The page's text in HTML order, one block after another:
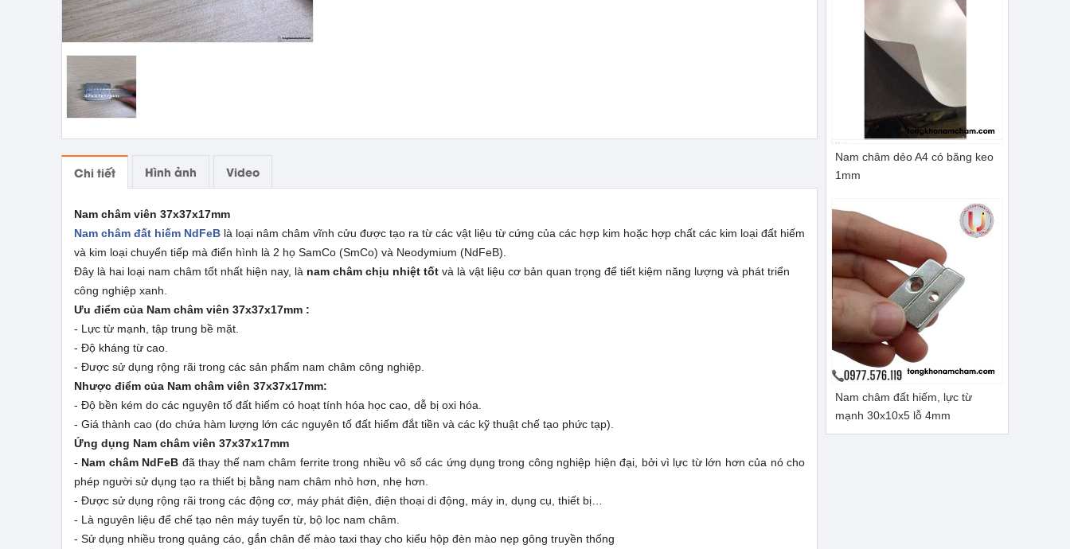
Chi tiết Hình ảnh Video
Nam châm viên 37x37x17mm
Nam châm đất hiếm NdFeB là loại nâm châm vĩnh cửu được tạo ra từ các vật liệu từ cứng của các hợp kim hoặc hợp chất các kim loại đất hiếm
và kim loại chuyển tiếp mà điển hình là 2 họ SamCo (SmCo) và Neodymium (NdFeB).
Đây là hai loại nam châm tốt nhất hiện nay, là nam châm chịu nhiệt tốt và là vật liệu cơ bản quan trọng để tiết kiệm năng lượng và phát triển
công nghiệp xanh.
Ưu điểm của Nam châm viên 37x37x17mm :
- Lực từ mạnh, tập trung bề mặt.
- Độ kháng từ cao.
- Được sử dụng rộng rãi trong các sản phẩm nam châm công nghiệp.
Nhược điểm của Nam châm viên 37x37x17mm:
- Độ bền kém do các nguyên tố đất hiếm có hoạt tính hóa học cao, dễ bị oxi hóa.
- Giá thành cao (do chứa hàm lượng lớn các nguyên tố đất hiếm đắt tiền và các kỹ thuật chế tạo phức tạp).
Ứng dụng Nam châm viên 37x37x17mm
- Nam châm NdFeB đã thay thế nam châm ferrite trong nhiều vô số các ứng dụng trong công nghiệp hiện đại, bởi vì lực từ lớn hơn của nó cho
phép người sử dụng tạo ra thiết bị bằng nam châm nhỏ hơn, nhẹ hơn.
- Được sử dụng rộng rãi trong các động cơ, máy phát điện, điện thoại di động, máy in, dụng cụ, thiết bị…
- Là nguyên liệu để chế tạo nên máy tuyển từ, bộ lọc nam châm.
- Sử dụng nhiều trong quảng cáo, gắn chân đế mào taxi thay cho kiểu hộp đèn mào nẹp gông truyền thống
Nam châm dẻo A4 có băng keo
1mm
Nam châm đất hiếm, lực từ
mạnh 30x10x5 lỗ 4mm